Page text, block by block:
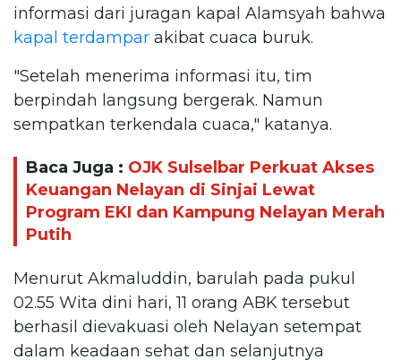
informasi dari juragan kapal Alamsyah bahwa
kapal terdampar akibat cuaca buruk.
"Setelah menerima informasi itu, tim
berpindah langsung bergerak. Namun
sempatkan terkendala cuaca," katanya.
Baca Juga : OJK Sulselbar Perkuat Akses
Keuangan Nelayan di Sinjai Lewat
Program EKI dan Kampung Nelayan Merah
Putih
Menurut Akmaluddin, barulah pada pukul
02.55 Wita dini hari, 11 orang ABK tersebut
berhasil dievakuasi oleh Nelayan setempat
dalam keadaan sehat dan selanjutnya